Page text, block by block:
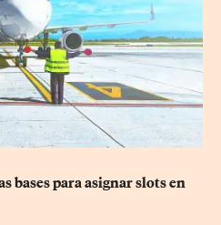
bases para asignar slots en